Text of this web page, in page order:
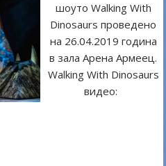
шоуто Walking With
Dinosaurs проведено
на 26.04.2019 година
в зала Арена Армеец.
Walking With Dinosaurs
видео: